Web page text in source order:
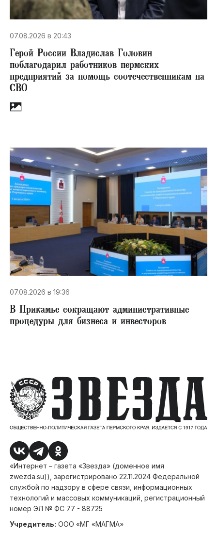
07.08.2026 в 20:43
Герой России Владислав Головин
поблагодарил работников пермских
предприятий за помощь соотечественникам на
СВО
07.08.2026 в 19:36
В Прикамье сокращают административные
процедуры для бизнеса и инвесторов
«Интернет – газета «Звезда» (доменное имя
zwezda.su)), зарегистрировано 22.11.2024 Федеральной
службой по надзору в сфере связи, информационных
технологий и массовых коммуникаций, регистрационный
номер ЭЛ № ФС 77 - 88725
Учредитель: ООО «МГ «МАГМА»